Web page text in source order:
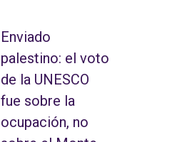
Enviado
palestino: el voto
de la UNESCO
fue sobre la
ocupación, no